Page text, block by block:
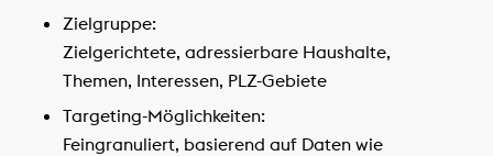
Zielgruppe:
Zielgerichtete, adressierbare Haushalte,
Themen, Interessen, PLZ-Gebiete
Targeting-Möglichkeiten:
Feingranuliert, basierend auf Daten wie